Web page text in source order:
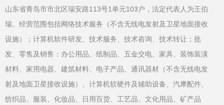
山东省青岛市市北区瑞安路113号1单元103户，法定代表人为王伯
瑞。经营范围包括网络技术服务（不含无线电发射及卫星地面接收
设施）；计算机软件研发、技术服务、技术咨询、技术转让；批
发、零售及销售：办公用品、纸制品、五金交电、家具、装饰装潢
材料、家用电器、建筑材料、电子产品、通讯器材（不含无线电发
射及地面卫星接收设施）、计算机软硬件及辅助设备、汽摩配件、
纺织品、服装、化妆品、日用百货、工艺品、文化用品、矿产品